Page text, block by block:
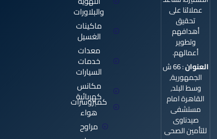
عملائنا على
تحقيق
أهدافهم
وتطوير
أعمالهم.
العنوان
: 66 ش
الجمهورية,
وسط البلد,
القاهرة امام
مستشفى
صيدناوى
للتأمين الصحى
والبلاورات
ماكينات
الغسيل
معدات
خدمات
السيارات
مكانس
كهربائية
كمبروسرات
هواء
مراوح